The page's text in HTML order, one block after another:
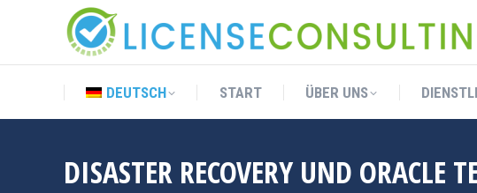
DEUTSCH START ÜBER UNS
DISASTER RECOVERY UND ORACLE
DEUTSCH START ÜBER UNS